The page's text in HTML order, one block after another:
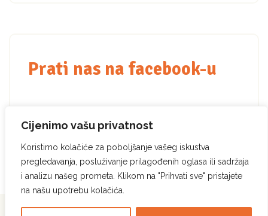
Cijenimo vašu privatnost
Koristimo kolačiće za poboljšanje vašeg iskustva
pregledavanja, posluživanje prilagođenih oglasa ili sadržaja
i analizu našeg prometa. Klikom na "Prihvati sve" pristajete
na našu upotrebu kolačića.
Prati nas na facebook-u